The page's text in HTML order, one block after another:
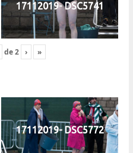
17112019- DSC5741
de2 › »
17112019- DSC5772